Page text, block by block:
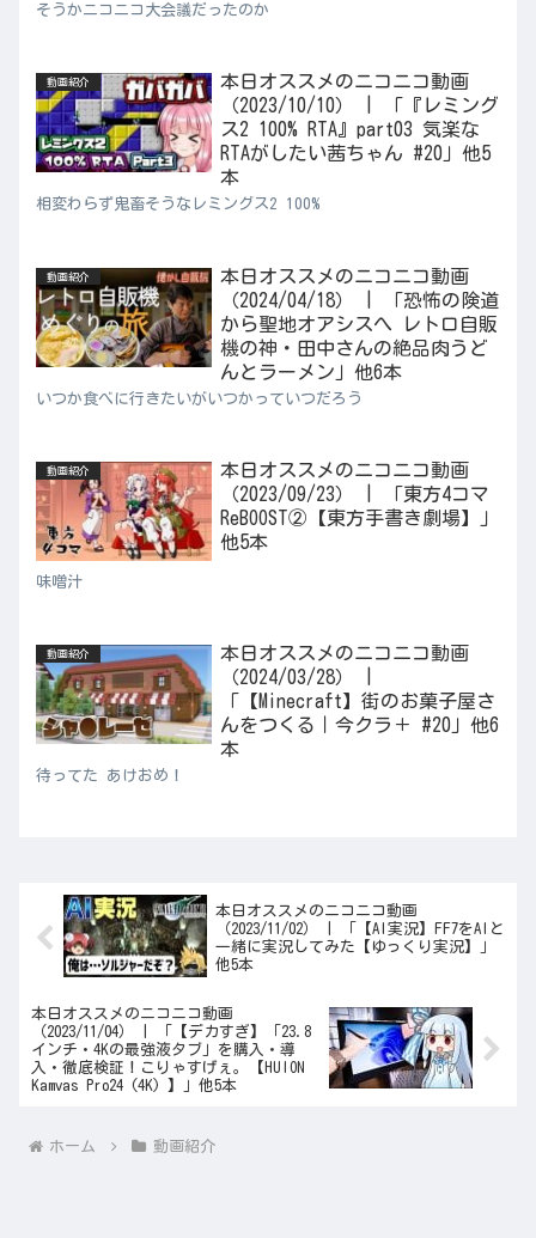
そうかニコニコ大会議だったのか
動画紹介
本日オススメのニコニコ動画
（2023/10/10） | 「『レミング
ス2 100% RTA』part03 気楽な
RTAがしたい茜ちゃん #20」他5
本
相変わらず鬼畜そうなレミングス2 100%
動画紹介
本日オススメのニコニコ動画
（2024/04/18） | 「恐怖の険道
から聖地オアシスへ レトロ自販
機の神・田中さんの絶品肉うど
んとラーメン」他6本
いつか食べに行きたいがいつかっていつだろう
動画紹介
本日オススメのニコニコ動画
（2023/09/23） | 「東方4コマ
ReBOOST②【東方手書き劇場】」
他5本
味噌汁
動画紹介
本日オススメのニコニコ動画
（2024/03/28） |
「【Minecraft】街のお菓子屋さ
んをつくる｜今クラ＋ #20」他6
本
待ってた あけおめ！
本日オススメのニコニコ動画
（2023/11/02） | 「【AI実況】FF7をAIと
一緒に実況してみた【ゆっくり実況】」
他5本
本日オススメのニコニコ動画
（2023/11/04） | 「【デカすぎ】「23.8
インチ・4Kの最強液タブ」を購入・導
入・徹底検証！こりゃすげぇ。【HUION
Kamvas Pro24 (4K) 】」他5本
ホーム 動画紹介